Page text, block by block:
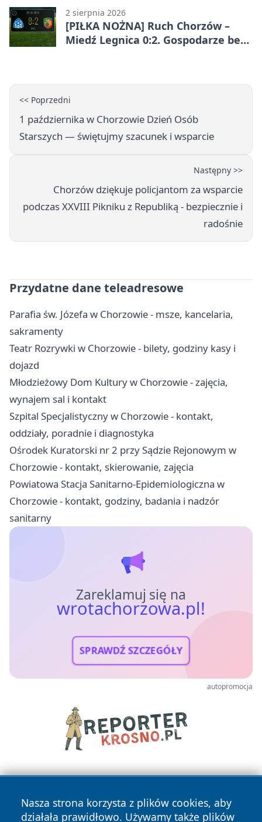
2 sierpnia 2026
[PIŁKA NOŻNA] Ruch Chorzów –
Miedź Legnica 0:2. Gospodarze bez
<< Poprzedni
1 października w Chorzowie Dzień Osób
Starszych — świętujmy szacunek i wsparcie
Następny >>
Chorzów dziękuje policjantom za wsparcie
podczas XXVIII Pikniku z Republiką - bezpiecznie i
radośnie
Przydatne dane teleadresowe
Parafia św. Józefa w Chorzowie - msze, kancelaria,
sakramenty
Teatr Rozrywki w Chorzowie - bilety, godziny kasy i
dojazd
Młodzieżowy Dom Kultury w Chorzowie - zajęcia,
wynajem sal i kontakt
Szpital Specjalistyczny w Chorzowie - kontakt,
oddziały, poradnie i diagnostyka
Ośrodek Kuratorski nr 2 przy Sądzie Rejonowym w
Chorzowie - kontakt, skierowanie, zajęcia
Powiatowa Stacja Sanitarno-Epidemiologiczna w
Chorzowie - kontakt, godziny, badania i nadzór
sanitarny
Zareklamuj się na
wrotachorzowa.pl!
SPRAWDŹ SZCZEGÓŁY
autopromocja
Nasza strona korzysta z plików cookies, aby
działała prawidłowo. Używamy także plików